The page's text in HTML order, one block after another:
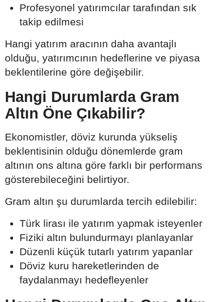
Profesyonel yatırımcılar tarafından sık
takip edilmesi
Hangi yatırım aracının daha avantajlı
olduğu, yatırımcının hedeflerine ve piyasa
beklentilerine göre değişebilir.
Hangi Durumlarda Gram
Altın Öne Çıkabilir?
Ekonomistler, döviz kurunda yükseliş
beklentisinin olduğu dönemlerde gram
altının ons altına göre farklı bir performans
gösterebileceğini belirtiyor.
Gram altın şu durumlarda tercih edilebilir:
Türk lirası ile yatırım yapmak isteyenler
Fiziki altın bulundurmayı planlayanlar
Düzenli küçük tutarlı yatırım yapanlar
Döviz kuru hareketlerinden de
faydalanmayı hedefleyenler